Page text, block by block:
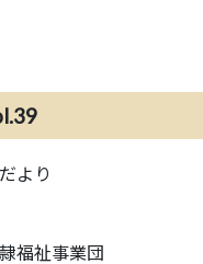
より
福祉事業団